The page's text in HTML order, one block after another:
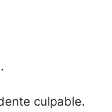
culpable.